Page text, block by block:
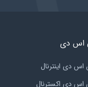
اس دی
دی اینترنال
دی اکسترنال